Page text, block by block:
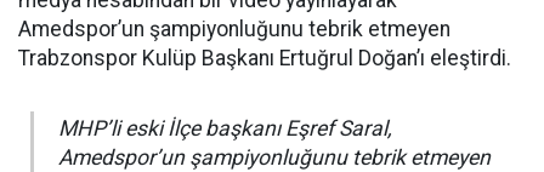
Amedspor’un şampiyonluğunu tebrik etmeyen
Trabzonspor Kulüp Başkanı Ertuğrul Doğan’ı eleştirdi.
MHP’li eski İlçe başkanı Eşref Saral,
Amedspor’un şampiyonluğunu tebrik etmeyen